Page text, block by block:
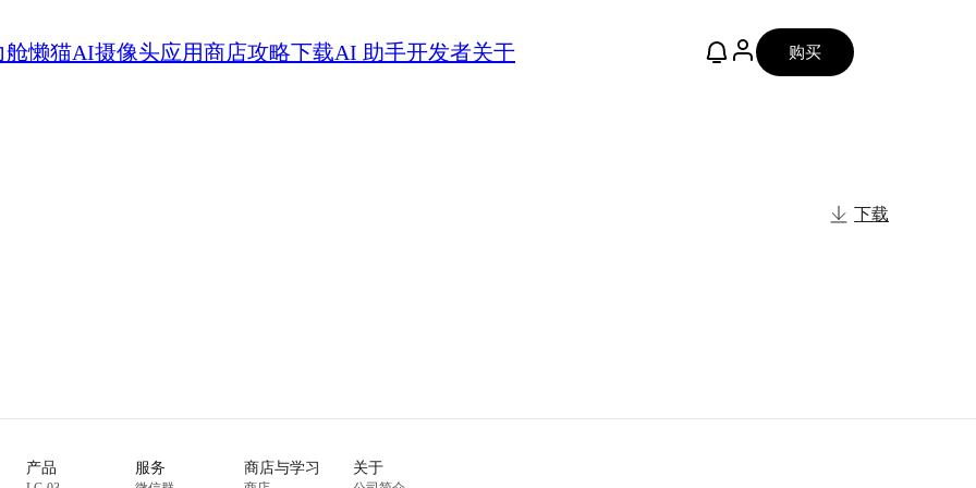
舱懒猫AI摄像头应用商店攻略下载AI 助手开发者关于 购买
下载
产品 服务 商店与学习 关于